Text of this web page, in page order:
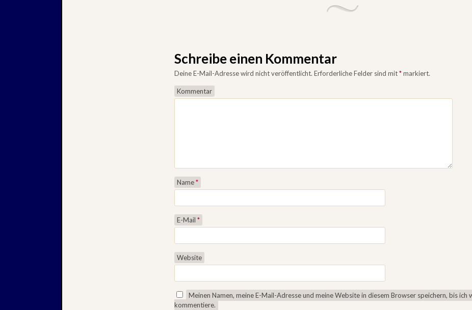
Schreibe einen Kommentar
Deine E-Mail-Adresse wird nicht veröffentlicht. Erforderliche Felder sind mit*markiert.
Kommentar
Name*
E-Mail *
Website
Meinen Namen, meine E-Mail-Adresse und meine Website in diesem Browser speichern, bis ich
kommentiere.